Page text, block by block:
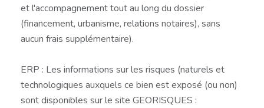
et l'accompagnement tout au long du dossier
(financement, urbanisme, relations notaires), sans
aucun frais supplémentaire).
ERP : Les informations sur les risques (naturels et
technologiques auxquels ce bien est exposé (ou non)
sont disponibles sur le site GEORISQUES :